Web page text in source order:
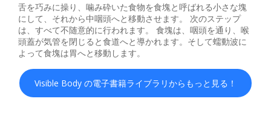
舌を巧みに操り、噛み砕いた食物を食塊と呼ばれる小さな塊
にして、それから中咽頭へと移動させます。 次のステップ
は、すべて不随意的に行われます。 食塊は、咽頭を通り、喉
頭蓋が気管を閉じると食道へと導かれます。そして蠕動波に
よって食塊は胃へと移動します。
Visible Body の電子書籍ライブラリからもっと見る！